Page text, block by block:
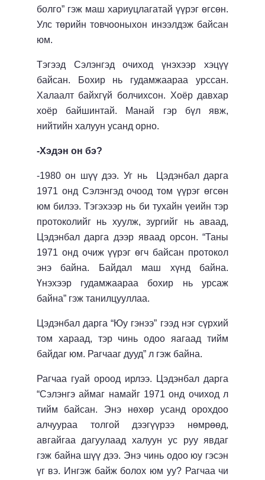
болго” гэж маш хариуцлагатай үүрэг өгсөн.
Улс төрийн товчооныхон инээлдэж байсан
юм.
Тэгээд Сэлэнгэд очиход үнэхээр хэцүү
байсан. Бохир нь гудамжаараа урссан.
Халаалт байхгүй болчихсон. Хоёр давхар
хоёр байшинтай. Манай гэр бүл явж,
нийтийн халуун усанд орно.
-Хэдэн он бэ?
-1980 он шүү дээ. Уг нь Цэдэнбал дарга
1971 онд Сэлэнгэд очоод том үүрэг өгсөн
юм билээ. Тэгэхээр нь би тухайн үеийн тэр
протоколийг нь хуулж, зургийг нь аваад,
Цэдэнбал дарга дээр яваад орсон. “Таны
1971 онд очиж үүрэг өгч байсан протокол
энэ байна. Байдал маш хүнд байна.
Үнэхээр гудамжаараа бохир нь урсаж
байна” гэж танилцууллаа.
Цэдэнбал дарга “Юу гэнээ” гээд нэг сүрхий
том хараад, тэр чинь одоо яагаад тийм
байдаг юм. Рагчааг дууд” л гэж байна.
Рагчаа гуай ороод ирлээ. Цэдэнбал дарга
“Сэлэнгэ аймаг намайг 1971 онд очиход л
тийм байсан. Энэ нөхөр усанд орохдоо
алчуураа толгой дээгүүрээ нөмрөөд,
авгайгаа дагуулаад халуун ус руу явдаг
гэж байна шүү дээ. Энэ чинь одоо юу гэсэн
үг вэ. Ингэж байж болох юм уу? Рагчаа чи